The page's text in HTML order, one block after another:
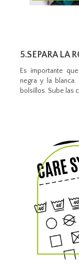
5.SEPARA LA
Es importante
negra y la
bolsillos. Sube las